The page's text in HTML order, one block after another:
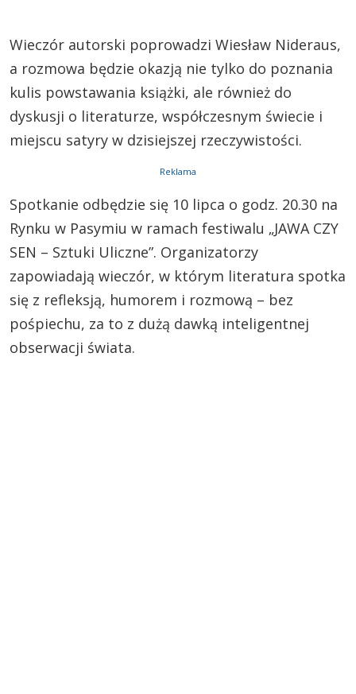
Wieczór autorski poprowadzi Wiesław Nideraus,
a rozmowa będzie okazją nie tylko do poznania
kulis powstawania książki, ale również do
dyskusji o literaturze, współczesnym świecie i
miejscu satyry w dzisiejszej rzeczywistości.
Reklama
Spotkanie odbędzie się 10 lipca o godz. 20.30 na
Rynku w Pasymiu w ramach festiwalu „JAWA CZY
SEN – Sztuki Uliczne”. Organizatorzy
zapowiadają wieczór, w którym literatura spotka
się z refleksją, humorem i rozmową – bez
pośpiechu, za to z dużą dawką inteligentnej
obserwacji świata.